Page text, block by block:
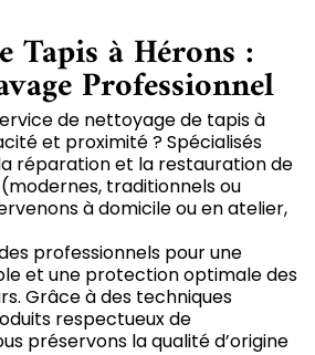
Tapis à Hérons :
Professionnel
de nettoyage de tapis à
et proximité ? Spécialisés
réparation et la restauration de
traditionnels ou
à domicile ou en atelier,
professionnels pour une
et une protection optimale des
Grâce à des techniques
respectueux de
préservons la qualité d’origine